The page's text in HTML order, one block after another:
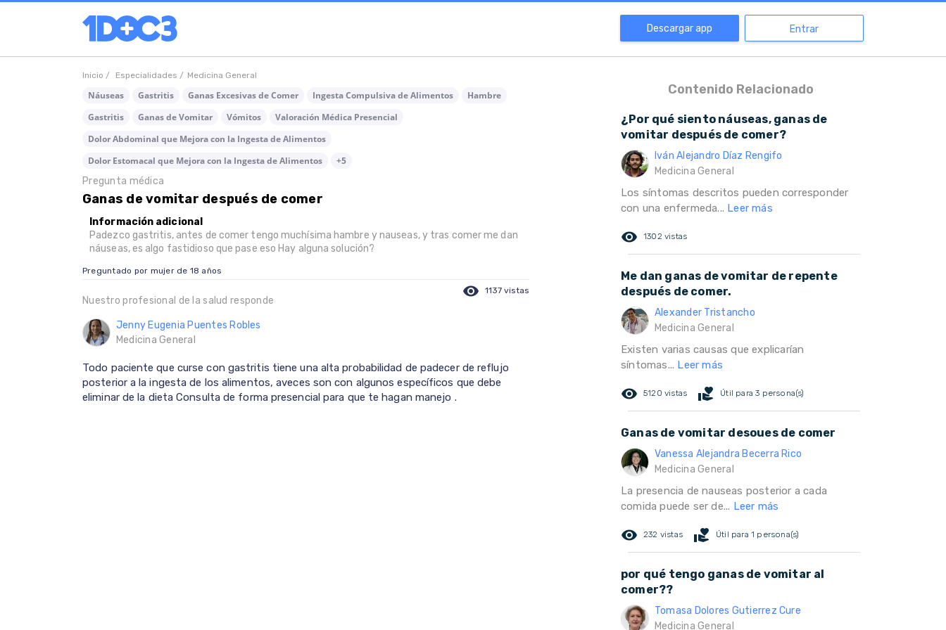
Descargar app Entrar
Inicio / Especialidades / Medicina General
Náuseas Gastritis Ganas Excesivas de Comer Ingesta Compulsiva de Alimentos
Hambre
Gastritis
Ganas de Vomitar Vómitos
Valoración Médica Presencial
Dolor Abdominal que Mejora con la Ingesta de Alimentos
Dolor Estomacal que Mejora con la Ingesta de Alimentos
+5
Pregunta médica
Ganas de vomitar después de comer
Información adicional
Padezco gastritis, antes de comer tengo muchísima hambre y nauseas, y tras comer me dan
náuseas, es algo fastidioso que pase eso Hay alguna solución?
Preguntado por mujer de 18 años
visibility 1137 vistas
Nuestro profesional de la salud responde
Jenny Eugenia Puentes Robles
Medicina General
Todo paciente que curse con gastritis tiene una alta probabilidad de padecer de reflujo
posterior a la ingesta de los alimentos, aveces son con algunos específicos que debe
eliminar de la dieta Consulta de forma presencial para que te hagan manejo .
Contenido Relacionado
¿Por qué siento náuseas, ganas de
vomitar después de comer?
Iván Alejandro Díaz Rengifo
Medicina General
Los síntomas descritos pueden corresponder
con una enfermeda... Leer más
remove_red_eye 1302 vistas
Me dan ganas de vomitar de repente
después de comer.
Alexander Tristancho
Medicina General
Existen varias causas que explicarían
síntomas... Leer más
remove_red_eye 5120 vistas volunteer_activism Útil para 3 persona(s)
Ganas de vomitar desoues de comer
Vanessa Alejandra Becerra Rico
Medicina General
La presencia de nauseas posterior a cada
comida puede ser de... Leer más
remove_red_eye 232 vistas volunteer_activism Útil para 1 persona(s)
por qué tengo ganas de vomitar al
comer??
Tomasa Dolores Gutierrez Cure
Medicina General